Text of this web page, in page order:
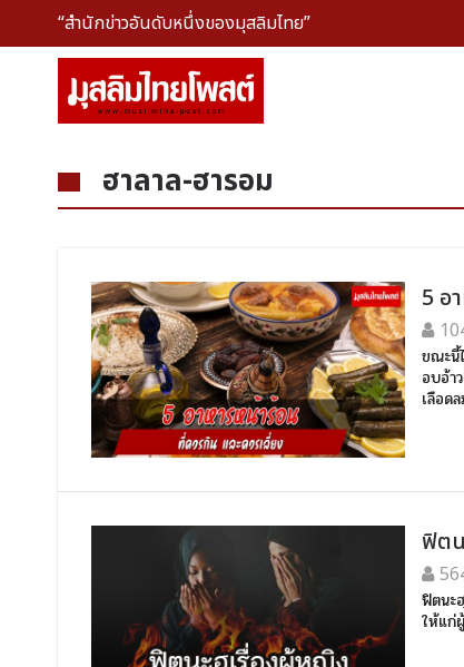
“สำนักข่าวอันดับหนึ่งของมุสลิมไทย”
ฮาลาล-ฮารอม
5 อ
ขณะนี้
อบอ้า
เลือด
ฟิต
ฟิตนะ
ให้แก่